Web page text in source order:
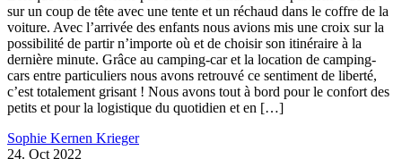
sur un coup de tête avec une tente et un réchaud dans le coffre de la
voiture. Avec l’arrivée des enfants nous avions mis une croix sur la
possibilité de partir n’importe où et de choisir son itinéraire à la
dernière minute. Grâce au camping-car et la location de camping-
cars entre particuliers nous avons retrouvé ce sentiment de liberté,
c’est totalement grisant ! Nous avons tout à bord pour le confort des
petits et pour la logistique du quotidien et en […]
Sophie Kernen Krieger
24. Oct 2022